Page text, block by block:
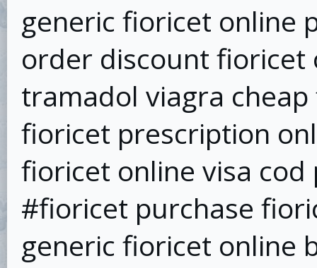
generic fioricet online
order discount fioricet
tramadol viagra
fioricet prescription
fioricet online visa
#fioricet purchase
generic fioricet online